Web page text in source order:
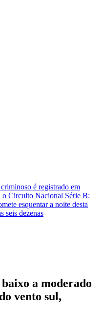
é registrado em
o Circuito Nacional Série B:
esquentar a noite desta
seis dezenas
a moderado
vento sul,